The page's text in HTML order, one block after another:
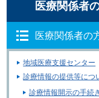
医療関係者
医療関係者の
地域医療支援センター
診療情報の提供等につ
診療情報開示の手続